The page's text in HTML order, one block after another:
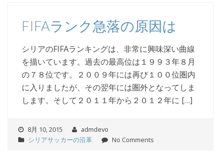
FIFAランク急落の原因は
シリアのFIFAランキングは、非常に興味深い曲線
を描いています。過去の最高位は１９９３年８月
の７８位です。２００９年には再び１００位圏内
に入りましたが、その翌年には圏外となってしま
します。そして２０１１年から２０１２年に […]
8月 10, 2015
admdevo
シリアサッカーの沿革
No Comments